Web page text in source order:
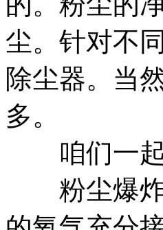
尘。针对不
除尘器。当
多。
咱们一起
粉尘爆炸